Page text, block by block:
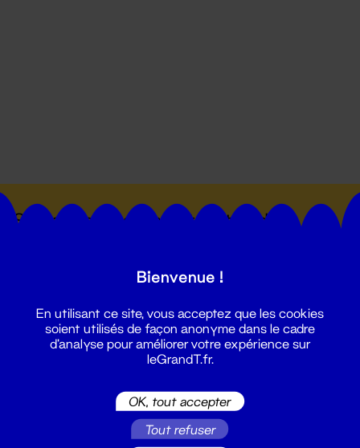
Suivez toutes les actualités du
Bienvenue !
En utilisant ce site, vous acceptez que les cookies
soient utilisés de façon anonyme dans le cadre
d'analyse pour améliorer votre expérience sur
leGrandT.fr.
OK, tout accepter
Tout refuser